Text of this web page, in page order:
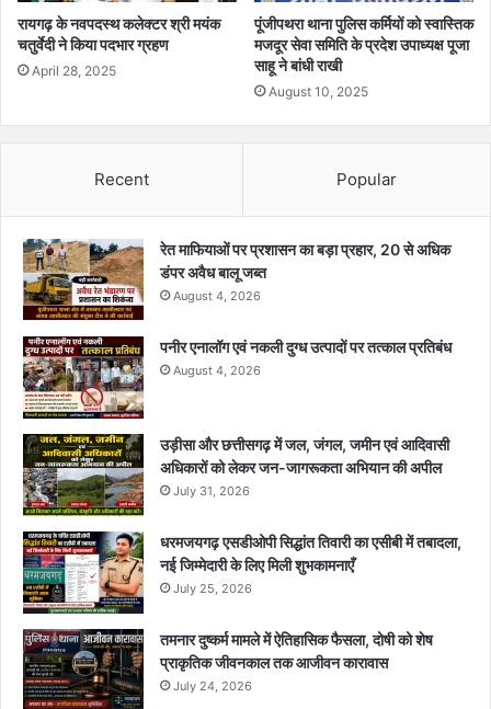
रायगढ़ के नवपदस्थ कलेक्टर श्री मयंक
चतुर्वेदी ने किया पदभार ग्रहण
April 28, 2025
पूंजीपथरा थाना पुलिस कर्मियों को स्वास्तिक
मजदूर सेवा समिति के प्रदेश उपाध्यक्ष पूजा
साहू ने बांधी राखी
August 10, 2025
Recent Popular
रेत माफियाओं पर प्रशासन का बड़ा प्रहार, 20 से अधिक
डंपर अवैध बालू जब्त
August 4, 2026
पनीर एनालॉग एवं नकली दुग्ध उत्पादों पर तत्काल प्रतिबंध
August 4, 2026
उड़ीसा और छत्तीसगढ़ में जल, जंगल, जमीन एवं आदिवासी
अधिकारों को लेकर जन-जागरूकता अभियान की अपील
July 31, 2026
धरमजयगढ़ एसडीओपी सिद्धांत तिवारी का एसीबी में तबादला,
नई जिम्मेदारी के लिए मिली शुभकामनाएँ
July 25, 2026
तमनार दुष्कर्म मामले में ऐतिहासिक फैसला, दोषी को शेष
प्राकृतिक जीवनकाल तक आजीवन कारावास
July 24, 2026